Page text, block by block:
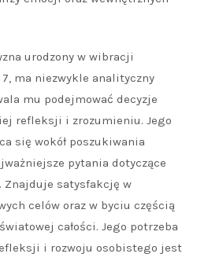
urodzony w wibracji
ma niezwykle analityczny
mu podejmować decyzje
refleksji i zrozumieniu. Jego
się wokół poszukiwania
pytania dotyczące
satysfakcję w
celów oraz w byciu częścią
całości. Jego potrzeba
i rozwoju osobistego jest